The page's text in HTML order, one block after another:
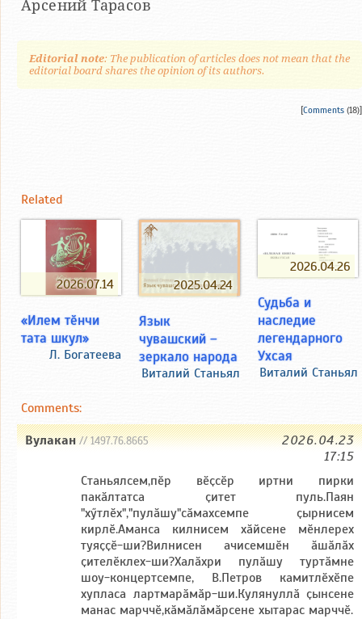
Арсений Тарасов
Editorial note: The publication of articles does not mean that the
editorial board shares the opinion of its authors.
[Comments (18)]
Related
2026.07.14
«Илем тӗнчи
тата шкул»
Л. Богатеева
2025.04.24
Язык
чувашский –
зеркало народа
Виталий Станьял
2026.04.26
Судьба и
наследие
легендарного
Ухсая
Виталий Станьял
Comments:
Вулакан// 1497.76.8665
2026.04.23
17:15
Станьялсем,пӗр вӗҫсӗр иртни пирки
пакӑлтатса ҫитет пуль.Паян
"хӳтлӗх","пулӑшу"сӑмахсемпе ҫырнисем
кирлӗ.Аманса килнисем хӑйсене мӗнлерех
туяҫҫӗ-ши?Вилнисен ачисемшӗн ӑшӑлӑх
ҫителӗклех-ши?Халӑхри пулӑшу туртӑмне
шоу-концертсемпе, В.Петров камитлӗхӗпе
хупласа лартмарӑмӑр-ши.Кулянуллӑ ҫынсене
манас марччӗ,кӑмӑлӑмӑрсене хытарас марччӗ.